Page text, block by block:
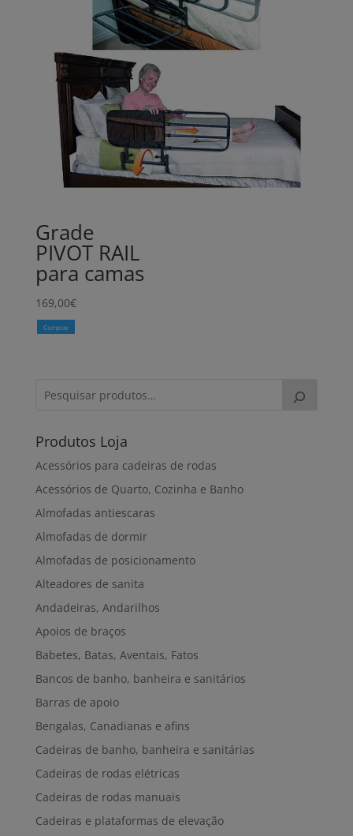
Grade
PIVOT RAIL
para camas
169,00€
Comprar
Produtos Loja
Acessórios para cadeiras de rodas
Acessórios de Quarto, Cozinha e Banho
Almofadas antiescaras
Almofadas de dormir
Almofadas de posicionamento
Alteadores de sanita
Andadeiras, Andarilhos
Apoios de braços
Babetes, Batas, Aventais, Fatos
Bancos de banho, banheira e sanitários
Barras de apoio
Bengalas, Canadianas e afins
Cadeiras de banho, banheira e sanitárias
Cadeiras de rodas elétricas
Cadeiras de rodas manuais
Cadeiras e plataformas de elevação